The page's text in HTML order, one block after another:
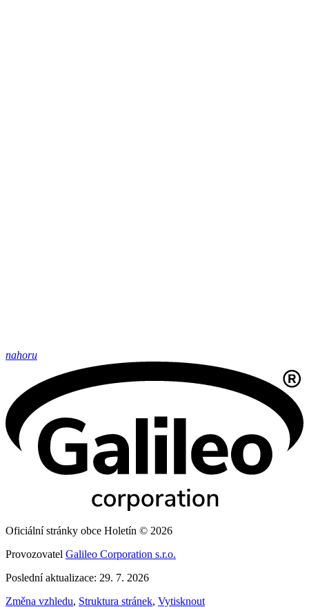
nahoru
Oficiální stránky obce Holetín © 2026
Provozovatel Galileo Corporation s.r.o.
Poslední aktualizace: 29. 7. 2026
Změna vzhledu, Struktura stránek, Vytisknout